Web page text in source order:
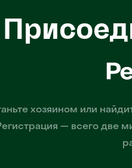
хозяином или
— всего две